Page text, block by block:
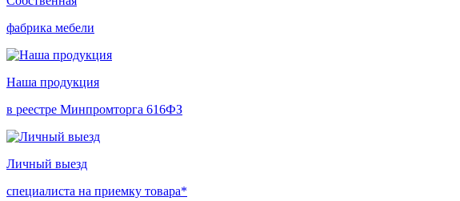
фабрика мебели
Наша продукция
в реестре Минпромторга 616ФЗ
Личный выезд
специалиста на приемку товара*